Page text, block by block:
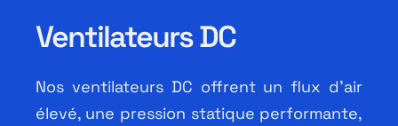
Produits
Fabricants
Ventilateurs DC
Nos ventilateurs DC offrent un flux d’air
élevé, une pression statique performante,